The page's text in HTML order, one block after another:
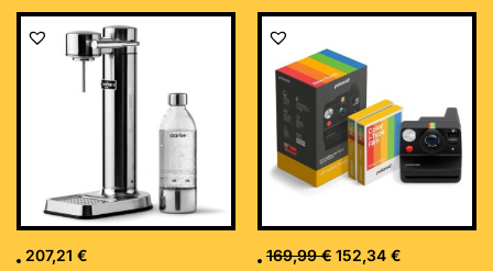
207,21 € 169,99€
Le
initial
était :
169,99 €.
152,34 €
Le